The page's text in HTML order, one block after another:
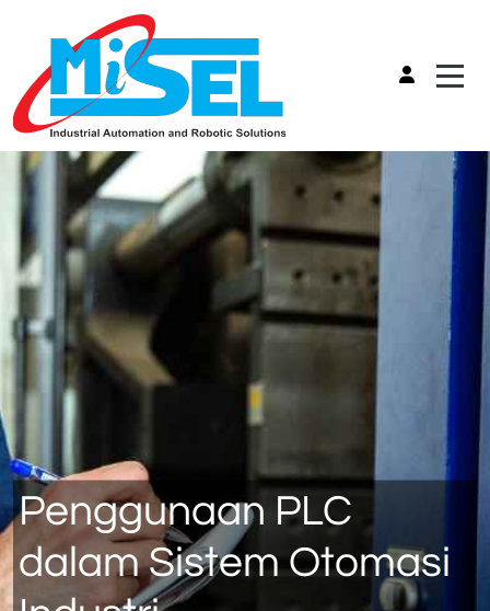
Penggunaan PLC
dalam Sistem Otomasi